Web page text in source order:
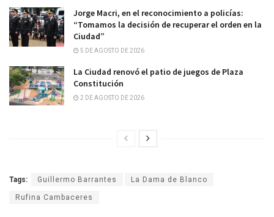
Jorge Macri, en el reconocimiento a policías:
“Tomamos la decisión de recuperar el orden en la
Ciudad”
5 DE AGOSTO DE 2026
La Ciudad renovó el patio de juegos de Plaza
Constitución
2 DE AGOSTO DE 2026
Tags: Guillermo Barrantes La Dama de Blanco
Rufina Cambaceres